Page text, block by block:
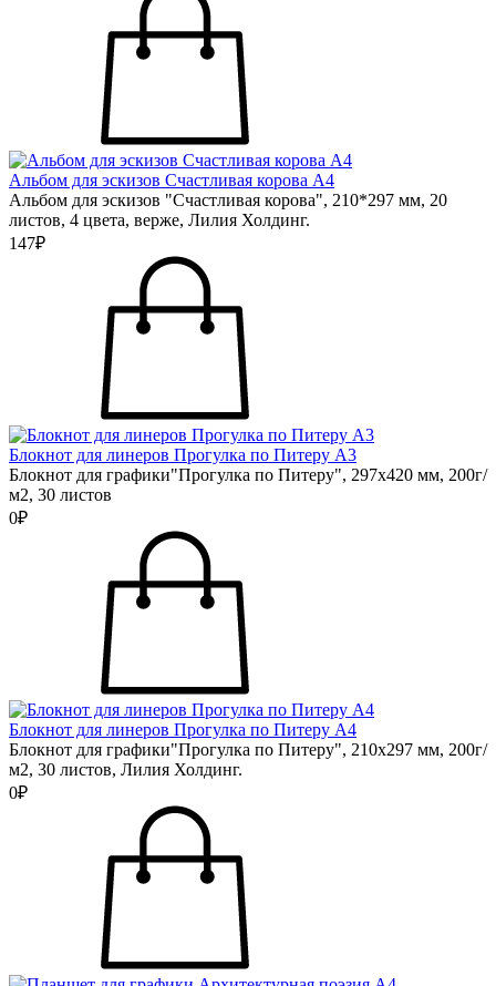
Альбом для эскизов Счастливая корова А4
Альбом для эскизов "Счастливая корова", 210*297 мм, 20
листов, 4 цвета, верже, Лилия Холдинг.
147₽
Блокнот для линеров Прогулка по Питеру А3
Блокнот для графики"Прогулка по Питеру", 297х420 мм, 200г/
м2, 30 листов
0₽
Блокнот для линеров Прогулка по Питеру А4
Блокнот для графики"Прогулка по Питеру", 210х297 мм, 200г/
м2, 30 листов, Лилия Холдинг.
0₽